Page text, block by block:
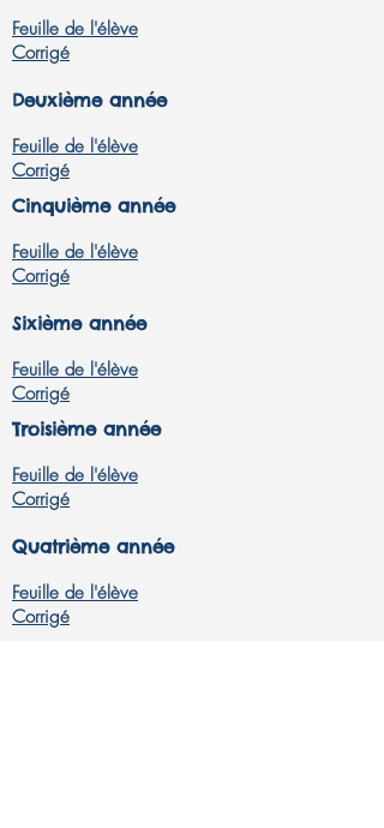
Feuille de l'élève
Corrigé
Deuxième année
Feuille de l'élève
Corrigé
Cinquième année
Feuille de l'élève
Corrigé
Sixième année
Feuille de l'élève
Corrigé
Troisième année
Feuille de l'élève
Corrigé
Quatrième année
Feuille de l'élève
Corrigé